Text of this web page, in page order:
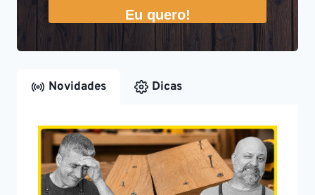
Eu quero!
Novidades Dicas